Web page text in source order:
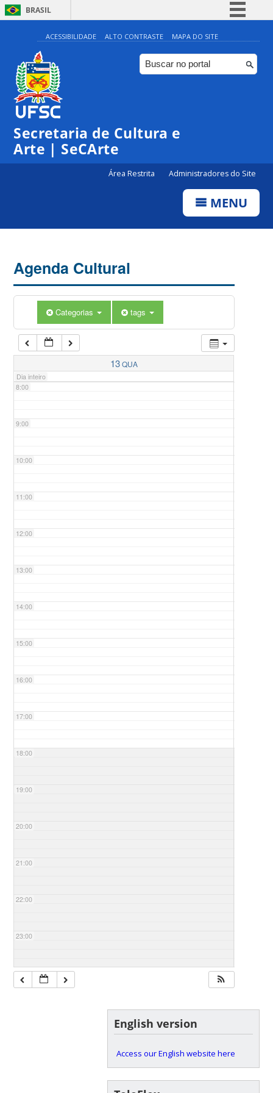
BRASIL
Simplifique!
Comunica BR
Participe
ACESSIBILIDADE ALTO CONTRASTE MAPA DO SITE
Secretaria de Cultura e
Arte | SeCArte
Área Restrita Administradores do Site
MENU
Agenda Cultural
Categorias tags
13QUA
Dia inteiro
0:00
1:00
5:00
7:00
8:00
9:00
10:00
11:00
12:00
13:00
14:00
15:00
16:00
17:00
18:00
19:00
20:00
21:00
22:00
23:00
English version
Access our English website here